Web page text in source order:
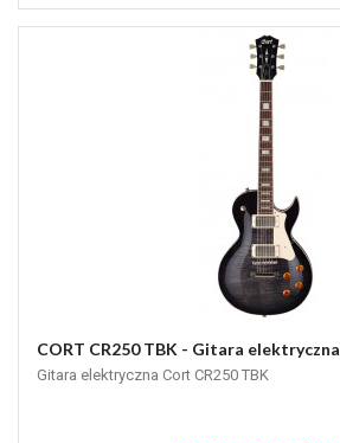
CORT CR250 TBK - Gitara elektryczna
Gitara elektryczna Cort CR250 TBK